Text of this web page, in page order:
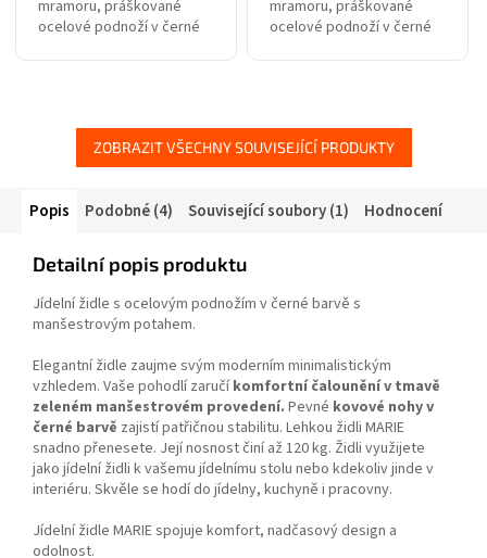
mramoru, práškované
ocelové podnoží v černé
mramoru, práškované
ocelové podnoží v černé
ZOBRAZIT VŠECHNY SOUVISEJÍCÍ PRODUKTY
Popis Podobné (4) Související soubory (1) Hodnocení
Detailní popis produktu
Jídelní židle s ocelovým podnožím v černé barvě s
manšestrovým potahem.
Elegantní židle zaujme svým moderním minimalistickým
vzhledem. Vaše pohodlí zaručíkomfortní čalounění v tmavě
zeleném manšestrovém provedení. Pevné kovové nohy v
černé barvě zajistí patřičnou stabilitu. Lehkou židli MARIE
snadno přenesete. Její nosnost činí až 120 kg. Židli využijete
jako jídelní židli k vašemu jídelnímu stolu nebo kdekoliv jinde v
interiéru. Skvěle se hodí do jídelny, kuchyně i pracovny.
Jídelní židle MARIE spojuje komfort, nadčasový design a
odolnost.